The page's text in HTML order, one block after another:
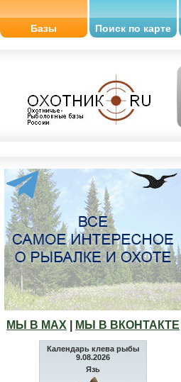
Базы Поиск по карте
МЫ В МАХ МЫ В ВКОНТАКТЕ
Календарь клева рыбы
9.08.2026
Язь